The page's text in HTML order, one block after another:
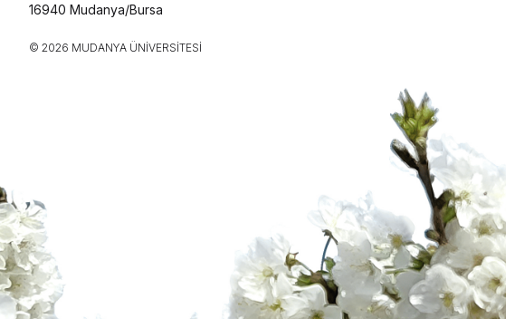
16940 Mudanya/Bursa
© 2026 MUDANYA ÜNIVERSITESI